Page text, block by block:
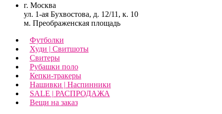
г. Москва
ул. 1-ая Бухвостова, д. 12/11, к. 10
м. Преображенская площадь
Футболки
Худи | Свитшоты
Свитеры
Рубашки поло
Кепки-тракеры
Нашивки | Наспинники
SALE | РАСПРОДАЖА
Вещи на заказ